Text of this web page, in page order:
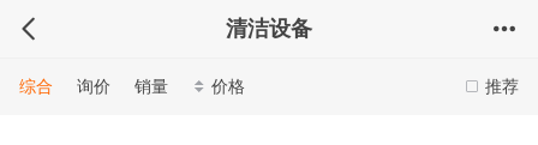
清洁设备
推荐
综合 询价 销量 价格